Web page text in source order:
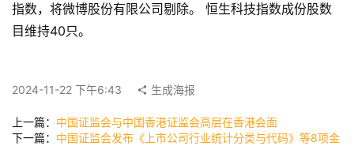
首
页
快
讯
指数，将微博股份有限公司剔除。 恒生科技指数成份股数
目维持40只。
2024-11-22 下午6:43 生成海报
上一篇： 中国证监会与中国香港证监会高层在香港会面
下一篇： 中国证监会发布《上市公司行业统计分类与代码》等8项金